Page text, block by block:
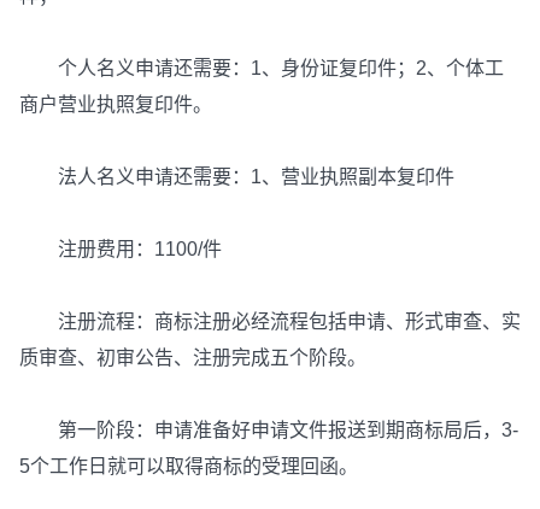
个人名义申请还需要：1、身份证复印件；2、个体工
商户营业执照复印件。
法人名义申请还需要：1、营业执照副本复印件
注册费用：1100/件
注册流程：商标注册必经流程包括申请、形式审查、实
质审查、初审公告、注册完成五个阶段。
第一阶段：申请准备好申请文件报送到期商标局后，3-
5个工作日就可以取得商标的受理回函。